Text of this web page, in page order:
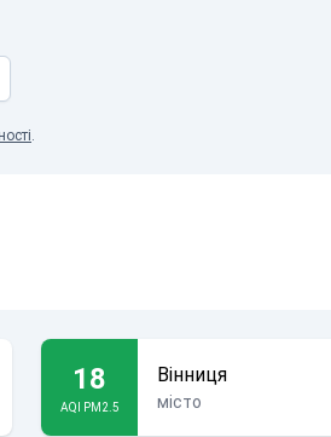
.
18
AQI PM2.5
Вінниця
місто